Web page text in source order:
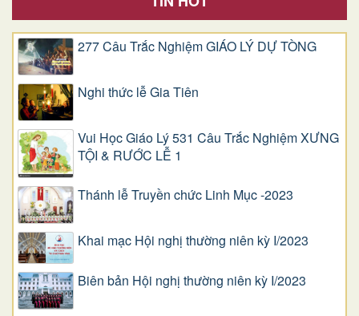
277 Câu Trắc Nghiệm GIÁO LÝ DỰ TÒNG
Nghi thức lễ Gia Tiên
Vui Học Giáo Lý 531 Câu Trắc Nghiệm XƯNG
TỘI & RƯỚC LỄ 1
Thánh lễ Truyền chức Linh Mục -2023
Khai mạc Hội nghị thường niên kỳ I/2023
Biên bản Hội nghị thường niên kỳ I/2023